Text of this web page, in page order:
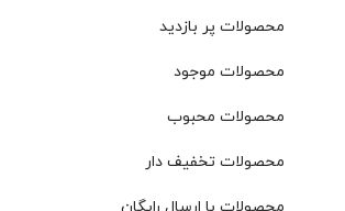
محصولات پر بازدید
محصولات موجود
محصولات محبوب
محصولات تخفیف دار